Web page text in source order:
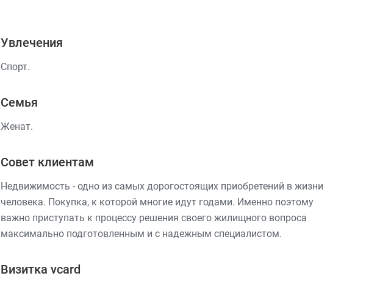
Увлечения
Спорт.
Семья
Женат.
Совет клиентам
Недвижимость - одно из самых дорогостоящих приобретений в жизни
человека. Покупка, к которой многие идут годами. Именно поэтому
важно приступать к процессу решения своего жилищного вопроса
максимально подготовленным и с надежным специалистом.
Визитка vcard